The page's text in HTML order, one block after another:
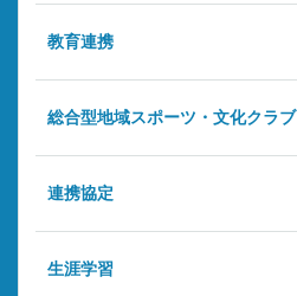
教育連携
総合型地域スポーツ・文化クラブ
連携協定
生涯学習